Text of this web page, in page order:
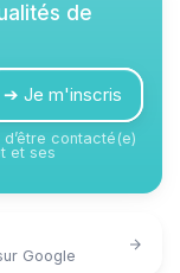
de
➔ Je m'inscris
contacté(e)
et ses
Google